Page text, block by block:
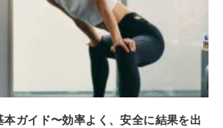
ガイド〜効率よく、安全に結果を出